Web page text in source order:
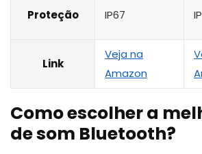
Proteção IP67
Link
Veja na
Amazon
Como escolher a
de som Bluetooth?